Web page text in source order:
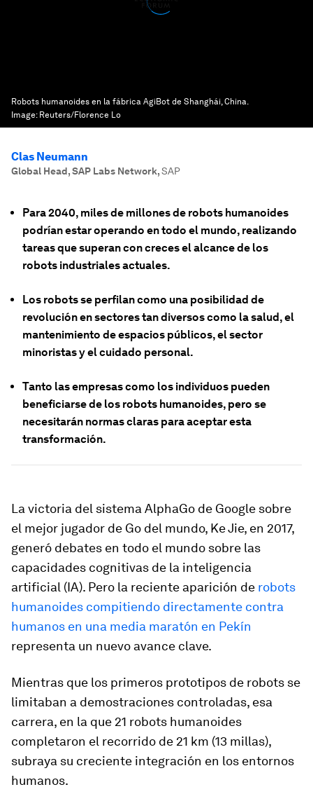
Robots humanoides en la fábrica AgiBot de Shanghái, China.
Image: Reuters/Florence Lo
Clas Neumann
Global Head, SAP Labs Network,SAP
Para 2040, miles de millones de robots humanoides
podrían estar operando en todo el mundo, realizando
tareas que superan con creces el alcance de los
robots industriales actuales.
Los robots se perfilan como una posibilidad de
revolución en sectores tan diversos como la salud, el
mantenimiento de espacios públicos, el sector
minoristas y el cuidado personal.
Tanto las empresas como los individuos pueden
beneficiarse de los robots humanoides, pero se
necesitarán normas claras para aceptar esta
transformación.
La victoria del sistema AlphaGo de Google sobre
el mejor jugador de Go del mundo, Ke Jie, en 2017,
generó debates en todo el mundo sobre las
capacidades cognitivas de la inteligencia
artificial (IA). Pero la reciente aparición de robots
humanoides compitiendo directamente contra
humanos en una media maratón en Pekín
representa un nuevo avance clave.
Mientras que los primeros prototipos de robots se
limitaban a demostraciones controladas, esa
carrera, en la que 21 robots humanoides
completaron el recorrido de 21 km (13 millas),
subraya su creciente integración en los entornos
humanos.